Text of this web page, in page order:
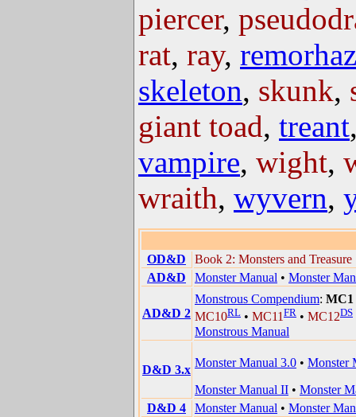
piercer,
rat, ray, remorhaz
skeleton, skunk,
giant toad, treant
vampire, wight,
wraith, wyvern,
OD&D
Book 2: Monsters and Treasure
AD&D
Monster Manual • Monster
AD&D 2
Monstrous Compendium: MC1
MC10RL • MC11FR • MC12DS
Monstrous Manual
D&D 3.x
Monster Manual 3.0 • Monster
Monster Manual II • Monster
D&D 4
Monster Manual • Monster